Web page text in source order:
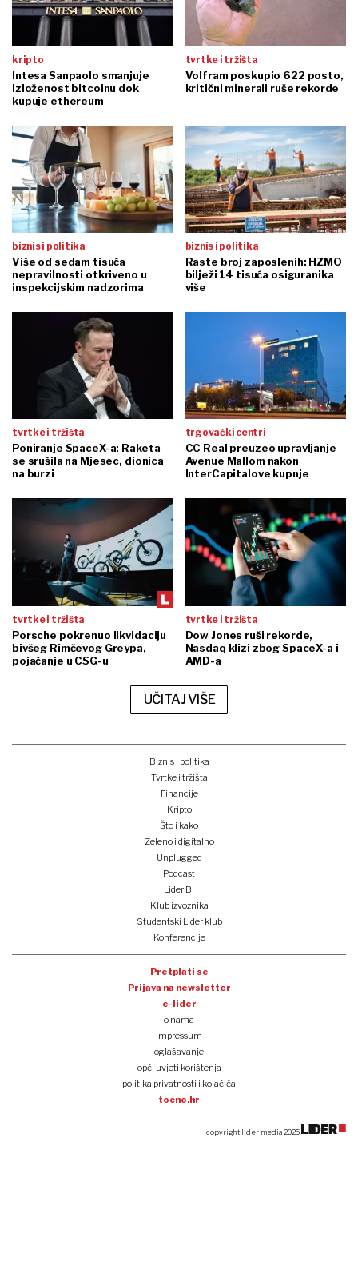
kripto
Intesa Sanpaolo smanjuje
izloženost bitcoinu dok
kupuje ethereum
tvrtke i tržišta
Volfram poskupio 622 posto,
kritični minerali ruše rekorde
biznis i politika
Više od sedam tisuća
nepravilnosti otkriveno u
inspekcijskim nadzorima
biznis i politika
Raste broj zaposlenih: HZMO
bilježi 14 tisuća osiguranika
više
tvrtke i tržišta
Poniranje SpaceX-a: Raketa
se srušila na Mjesec, dionica
na burzi
trgovački centri
CC Real preuzeo upravljanje
Avenue Mallom nakon
InterCapitalove kupnje
tvrtke i tržišta
Porsche pokrenuo likvidaciju
bivšeg Rimčevog Greypa,
pojačanje u CSG-u
tvrtke i tržišta
Dow Jones ruši rekorde,
Nasdaq klizi zbog SpaceX-a i
AMD-a
UČITAJ VIŠE
Biznis i politika
Tvrtke i tržišta
Financije
Kripto
Što i kako
Zeleno i digitalno
Unplugged
Podcast
Lider BI
Klub izvoznika
Studentski Lider klub
Konferencije
Pretplati se
Prijava na newsletter
e-lider
o nama
impressum
oglašavanje
opći uvjeti korištenja
politika privatnosti i kolačića
tocno.hr
copyright lider media 2025.